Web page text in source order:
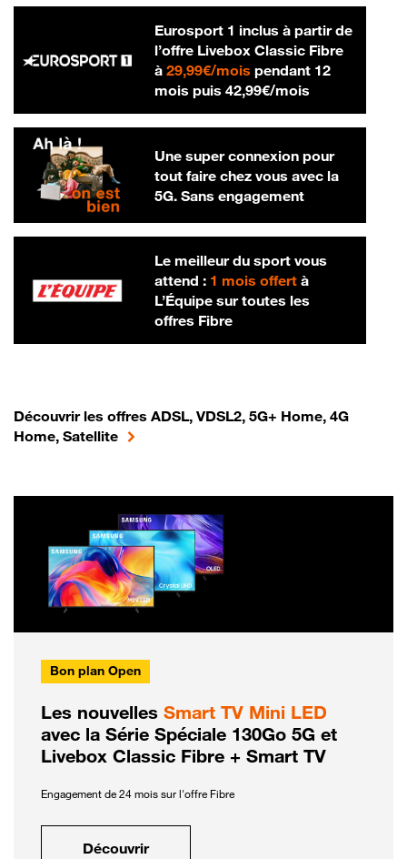
Eurosport 1 inclus à partir de
l’offre Livebox Classic Fibre
à 29,99€/mois29,99 € par mois
pendant 12
mois puis 42,99€/mois42,99 € par
Une super connexion pour
tout faire chez vous avec la
5G. Sans engagement
Le meilleur du sport vous
attend : 1 mois offertà
L’Équipe sur toutes les
offres Fibre
Découvrir les offres ADSL, VDSL2, 5G+ Home, 4G
Home, Satellite
Bon plan Open
Les nouvelles Smart TV Mini LED
avec la Série Spéciale 130Go 5G et
Livebox Classic Fibre + Smart TV
Engagement de 24 mois sur l'offre Fibre
Découvrir